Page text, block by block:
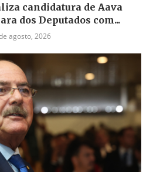
candidatura de Aava
dos Deputados com...
agosto, 2026